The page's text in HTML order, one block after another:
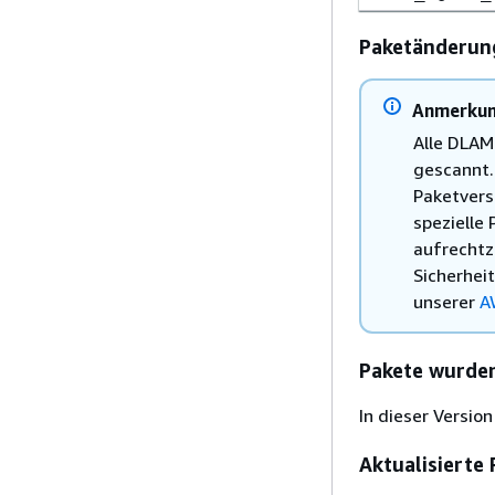
Alle
spezielle
unserer
Pakete
In dieser
Aktualisierte